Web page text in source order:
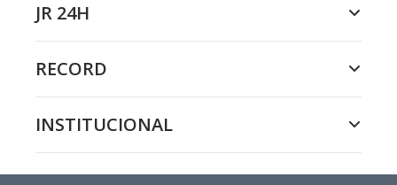
JR 24H
RECORD
INSTITUCIONAL